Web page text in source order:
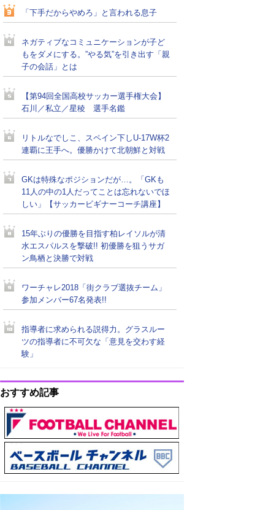
「下手だからやめろ」と言われる息子
ネガティブなコミュニケーションが子ど
もをダメにする。”やる気”を引き出す「親
子の会話」とは
【第94回全国高校サッカー選手権大会】
石川／私立／星稜 選手名鑑
リトルなでしこ、スペイン下しU-17W杯2
連覇に王手へ。優勝かけて北朝鮮と対戦
GKは特殊なポジションだが…。「GKも
11人の中の1人だってことは忘れないでほ
しい」【サッカービギナーコーチ講座】
15年ぶりの優勝を目指す柏レイソルが清
水エスパルスを撃破!! 初優勝を狙うサガ
ン鳥栖と決勝で対戦
ワーチャレ2018「街クラブ選抜チーム」
参加メンバー67名発表!!
指導者に求められる説得力。グラスルー
ツの指導者に不可欠な「意見を交わす経
験」
おすすめ記事